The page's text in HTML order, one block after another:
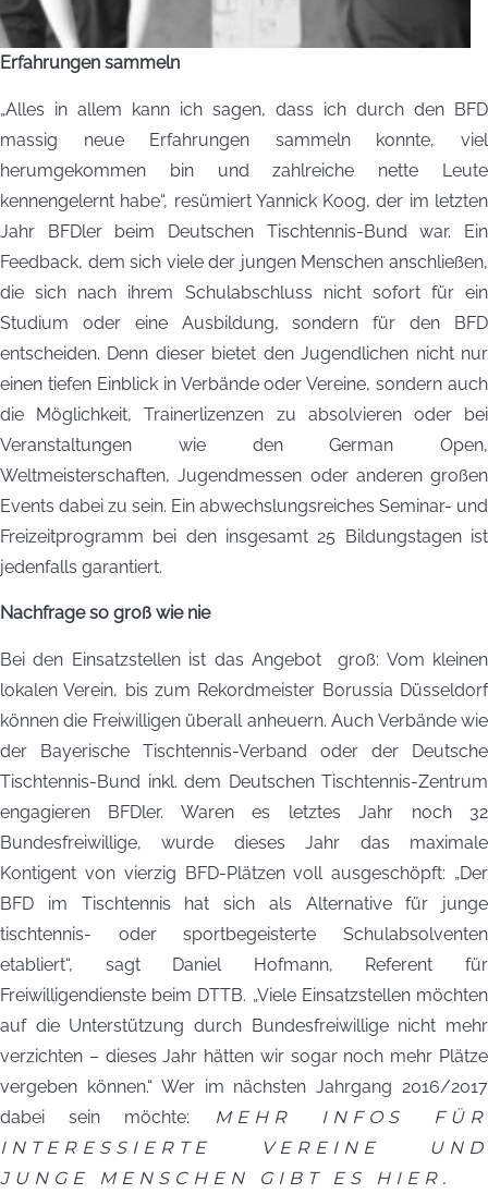
Erfahrungen sammeln
„Alles in allem kann ich sagen, dass ich durch den BFD
massig neue Erfahrungen sammeln konnte, viel
herumgekommen bin und zahlreiche nette Leute
kennengelernt habe“, resümiert Yannick Koog, der im letzten
Jahr BFDler beim Deutschen Tischtennis-Bund war. Ein
Feedback, dem sich viele der jungen Menschen anschließen,
die sich nach ihrem Schulabschluss nicht sofort für ein
Studium oder eine Ausbildung, sondern für den BFD
entscheiden. Denn dieser bietet den Jugendlichen nicht nur
einen tiefen Einblick in Verbände oder Vereine, sondern auch
die Möglichkeit, Trainerlizenzen zu absolvieren oder bei
Veranstaltungen wie den German Open,
Weltmeisterschaften, Jugendmessen oder anderen großen
Events dabei zu sein. Ein abwechslungsreiches Seminar- und
Freizeitprogramm bei den insgesamt 25 Bildungstagen ist
jedenfalls garantiert.
Nachfrage so groß wie nie
Bei den Einsatzstellen ist das Angebot groß: Vom kleinen
lokalen Verein, bis zum Rekordmeister Borussia Düsseldorf
können die Freiwilligen überall anheuern. Auch Verbände wie
der Bayerische Tischtennis-Verband oder der Deutsche
Tischtennis-Bund inkl. dem Deutschen Tischtennis-Zentrum
engagieren BFDler. Waren es letztes Jahr noch 32
Bundesfreiwillige, wurde dieses Jahr das maximale
Kontigent von vierzig BFD-Plätzen voll ausgeschöpft: „Der
BFD im Tischtennis hat sich als Alternative für junge
tischtennis- oder sportbegeisterte Schulabsolventen
etabliert“, sagt Daniel Hofmann, Referent für
Freiwilligendienste beim DTTB. „Viele Einsatzstellen möchten
auf die Unterstützung durch Bundesfreiwillige nicht mehr
verzichten – dieses Jahr hätten wir sogar noch mehr Plätze
vergeben können.“ Wer im nächsten Jahrgang 2016/2017
dabei sein möchte:
MEHR INFOS FÜR
INTERESSIERTE VEREINE UND
JUNGE MENSCHEN GIBT ES HIER.